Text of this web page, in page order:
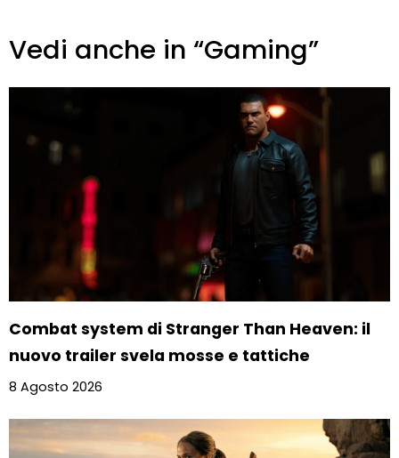
Vedi anche in “Gaming”
Combat system di Stranger Than Heaven: il
nuovo trailer svela mosse e tattiche
8 Agosto 2026